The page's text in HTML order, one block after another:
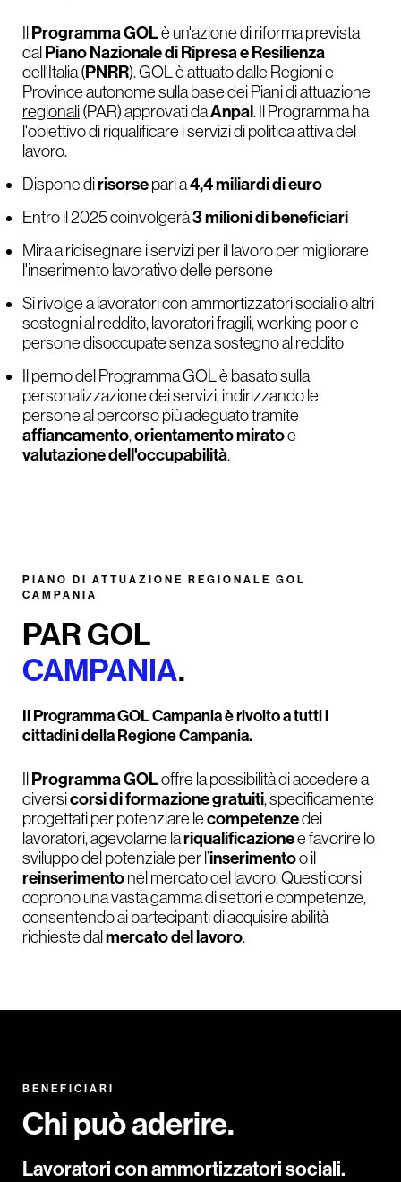
Programma GOLè un'azione di riforma prevista
dal Piano Nazionale di Ripresa e Resilienza
dell'Italia (PNRR). GOL è attuato dalle Regioni e
Province autonome sulla base dei Piani di attuazione
regionali(PAR) approvati daAnpal. Il Programma ha
l'obiettivo di riqualificare i servizi di politica attiva del
lavoro.
Dispone dirisorsepari a4,4 miliardi di euro
Entro il 2025 coinvolgerà3 milioni di beneficiari
Mira a ridisegnare i servizi per il lavoro per migliorare
l'inserimento lavorativo delle persone
Si rivolge a lavoratori con ammortizzatori sociali o altri
sostegni al reddito, lavoratori fragili, working poor e
persone disoccupate senza sostegno al reddito
Il perno del Programma GOL è basato sulla
personalizzazione dei servizi, indirizzando le
persone al percorso più adeguato tramite
affiancamento,orientamento miratoe
valutazione dell'occupabilità.
PIANO DI ATTUAZIONE REGIONALE GOL
CAMPANIA
PAR GOL
CAMPANIA.
Il Programma GOL Campania è rivolto a tutti i
cittadini della Regione Campania.
Programma GOLoffre la possibilità di accedere a
diversicorsi di formazione gratuiti, specificamente
progettati per potenziare lecompetenzedei
lavoratori, agevolarne lariqualificazionee favorire lo
sviluppo del potenziale per l’inserimentoo il
reinserimentonel mercato del lavoro. Questi corsi
coprono una vasta gamma di settori e competenze,
consentendo ai partecipanti di acquisire abilità
richieste dal mercato del lavoro.
BENEFICIARI
Chi può aderire.
Lavoratori con ammortizzatori sociali.